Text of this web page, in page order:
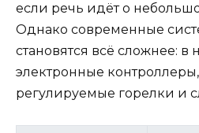
если речь идёт о
Однако современные
становятся всё сложнее: в
электронные
регулируемые горелки и